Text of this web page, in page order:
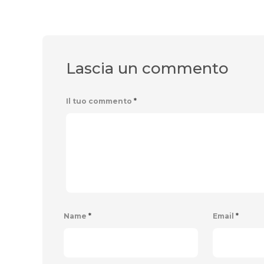
Lascia un commento
Il tuo commento *
Name * Email *